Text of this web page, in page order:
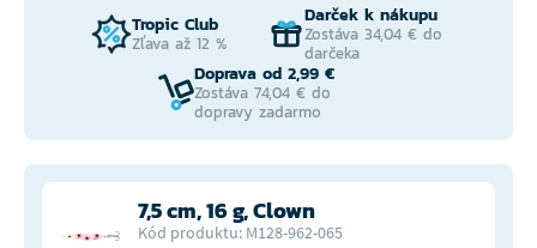
Tropic Club
Zľava až 12 %
Darček k nákupu
Zostáva 34,04 € do
darčeka
Doprava od 2,99 €
Zostáva 74,04 € do
dopravy zadarmo
7,5 cm, 16 g, Clown
Kód produktu: M128-962-065